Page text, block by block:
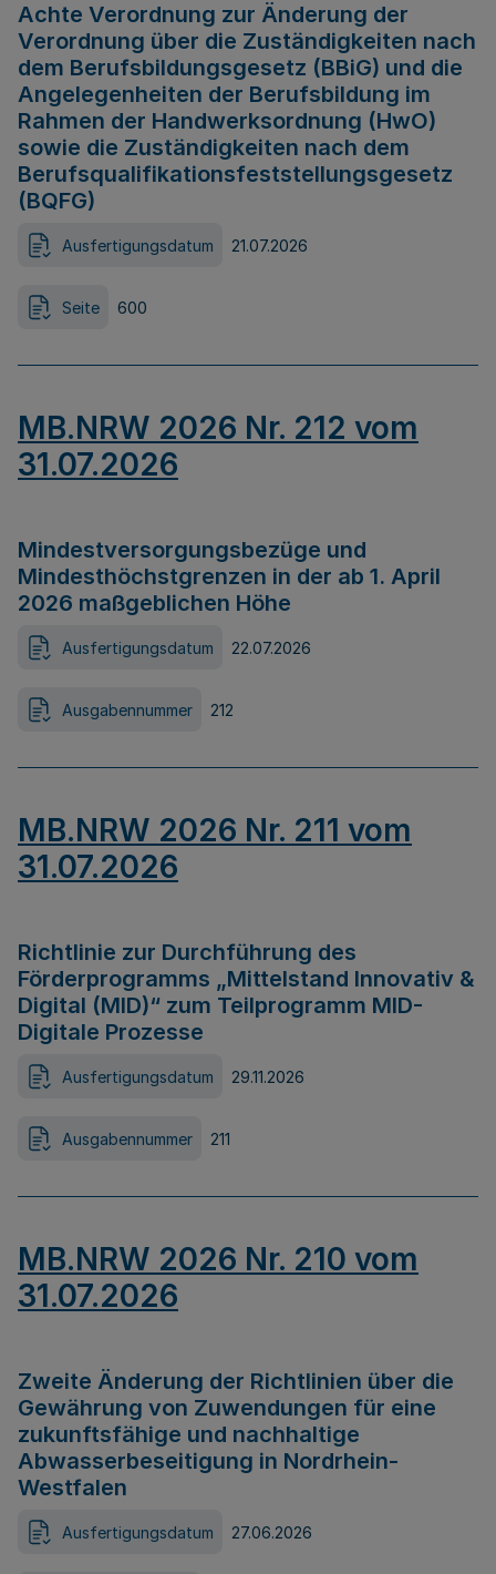
Achte Verordnung zur Änderung der
Verordnung über die Zuständigkeiten nach
dem Berufsbildungsgesetz (BBiG) und die
Angelegenheiten der Berufsbildung im
Rahmen der Handwerksordnung (HwO)
sowie die Zuständigkeiten nach dem
Berufsqualifikationsfeststellungsgesetz
(BQFG)
Ausfertigungsdatum 21.07.2026
Seite 600
MB.NRW 2026 Nr. 212 vom
31.07.2026
Mindestversorgungsbezüge und
Mindesthöchstgrenzen in der ab 1. April
2026 maßgeblichen Höhe
Ausfertigungsdatum 22.07.2026
Ausgabennummer 212
MB.NRW 2026 Nr. 211 vom
31.07.2026
Richtlinie zur Durchführung des
Förderprogramms „Mittelstand Innovativ &
Digital (MID)“ zum Teilprogramm MID-
Digitale Prozesse
Ausfertigungsdatum 29.11.2026
Ausgabennummer 211
MB.NRW 2026 Nr. 210 vom
31.07.2026
Zweite Änderung der Richtlinien über die
Gewährung von Zuwendungen für eine
zukunftsfähige und nachhaltige
Abwasserbeseitigung in Nordrhein-
Westfalen
Ausfertigungsdatum 27.06.2026